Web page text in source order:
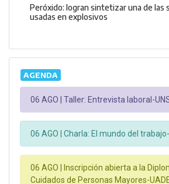
Peróxido: logran sintetizar una de las
usadas en explosivos
AGENDA
06 AGO | Taller: Entrevista laboral-
06 AGO | Charla: El mundo del trabajo-
06 AGO |
Inscripción abierta a la
Cuidados de Personas Mayores-